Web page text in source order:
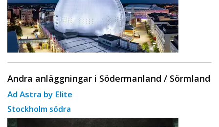
Andra anläggningar i Södermanland / Sörmland
Ad Astra by Elite
Stockholm södra